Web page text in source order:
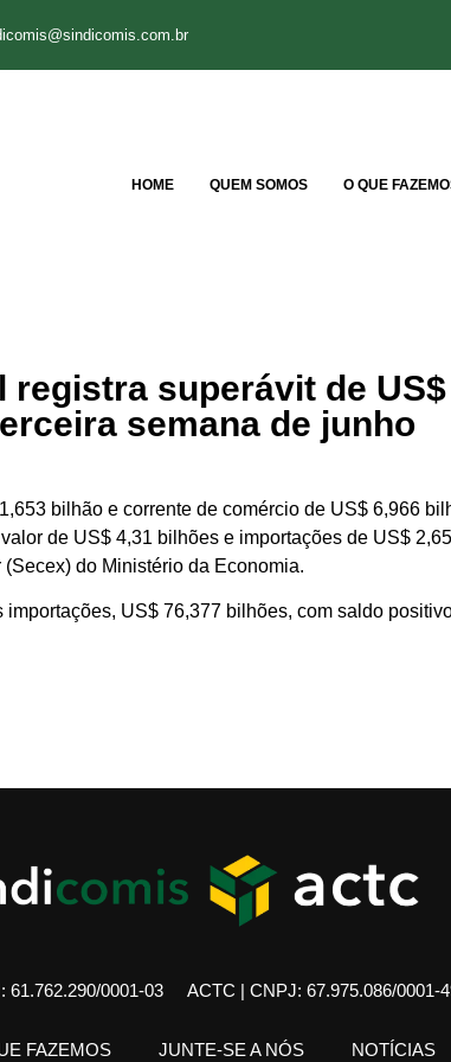
HOME QUEM SOMOS O QUE
registra superávit de
semana de junho
bilhão e corrente de comércio de US$ 6,966
de US$ 4,31 bilhões e importações de US$
do Ministério da Economia.
US$ 76,377 bilhões, com saldo
61.762.290/0001-03 ACTC | CNPJ: 67.975.086/0001-
FAZEMOS JUNTE-SE A NÓS NOTÍCIAS